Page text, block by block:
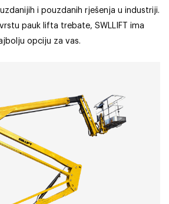
i pouzdanih rješenja u industriji.
pauk lifta trebate, SWLLIFT ima
opciju za vas.